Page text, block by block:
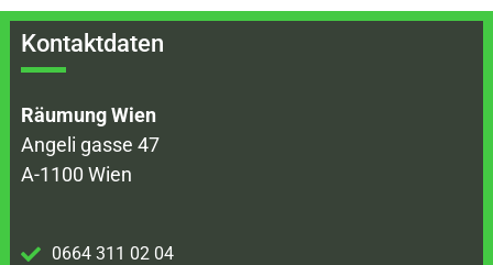
Kontaktdaten
Räumung Wien
Angeli gasse 47
A-1100 Wien
0664 311 02 04